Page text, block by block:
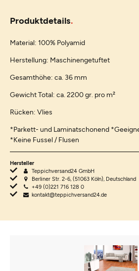
Produktdetails
Material: 100% Polyamid
Herstellung: Maschinengetuftet
Gesamthöhe: ca. 36 mm
Gewicht Total: ca. 2200 gr. pro m²
Rücken: Vlies
*Parkett- und Laminatschonend
*Keine Fussel / Flusen
Hersteller
Teppichversand24 GmbH
Berliner Str. 2-6, (51063 Köln), Deutschland
+49 (0)221 716 128 0
kontakt@teppichversand24.de